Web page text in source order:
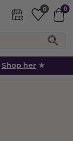
0 0
Shop her ★